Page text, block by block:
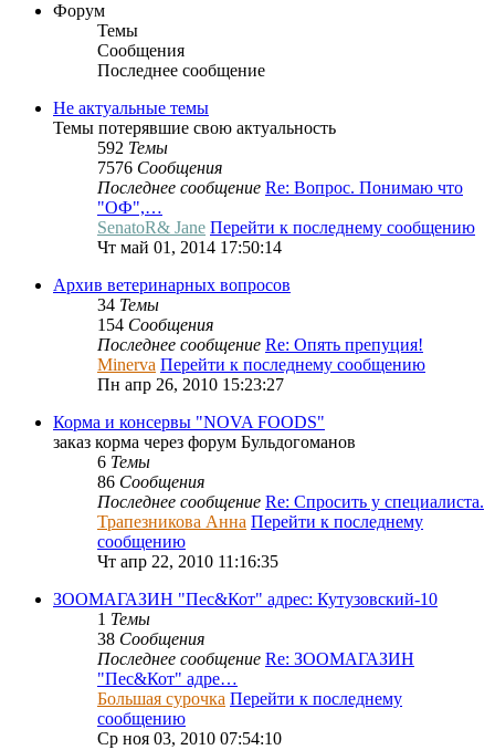
Форум
Темы
Сообщения
Последнее сообщение
Не актуальные темы
Темы потерявшие свою актуальность
592 Темы
7576 Сообщения
Последнее сообщение Re: Вопрос. Понимаю что
"ОФ",…
SenatoR& Jane Перейти к последнему сообщению
Чт май 01, 2014 17:50:14
Архив ветеринарных вопросов
34 Темы
154 Сообщения
Последнее сообщение Re: Опять препуция!
Minerva Перейти к последнему сообщению
Пн апр 26, 2010 15:23:27
Корма и консервы "NOVA FOODS"
заказ корма через форум Бульдогоманов
6 Темы
86 Сообщения
Последнее сообщение Re: Спросить у специалиста.
Трапезникова Анна Перейти к последнему
сообщению
Чт апр 22, 2010 11:16:35
ЗООМАГАЗИН "Пес&Кот" адрес: Кутузовский-10
1 Темы
38 Сообщения
Последнее сообщение Re: ЗООМАГАЗИН
"Пес&Кот" адре…
Большая сурочка Перейти к последнему
сообщению
Ср ноя 03, 2010 07:54:10